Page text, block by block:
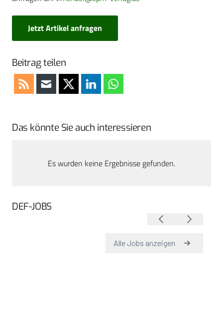
Jetzt Artikel anfragen
Beitrag teilen
Das könnte Sie auch interessieren
Es wurden keine Ergebnisse gefunden.
DEF-JOBS